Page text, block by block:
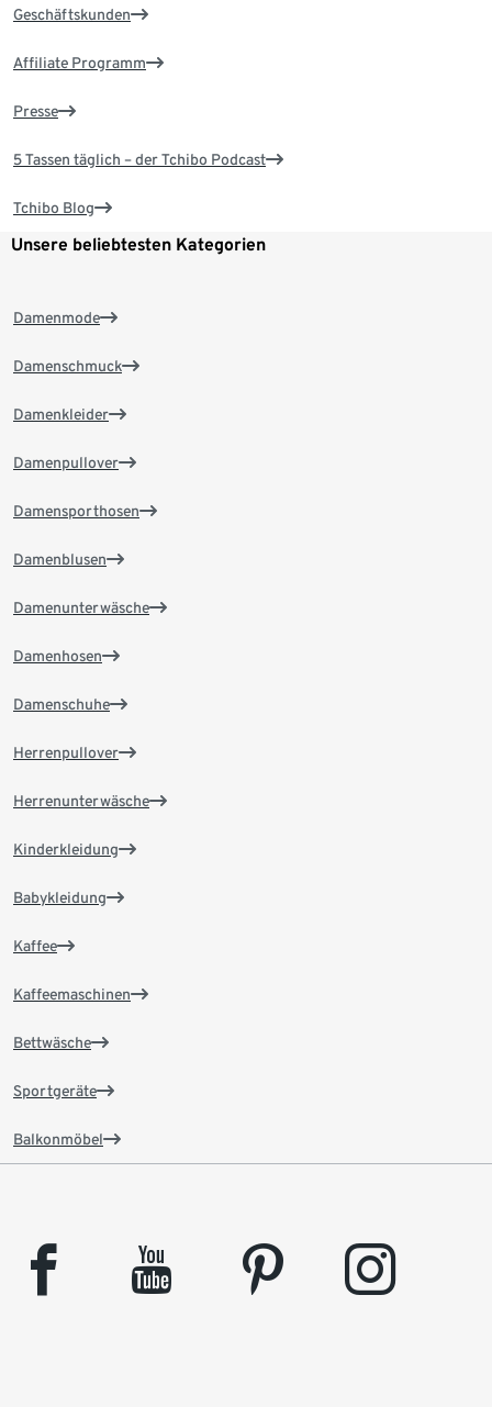
Geschäftskunden
Affiliate Programm
Presse
5 Tassen täglich – der Tchibo Podcast
Tchibo Blog
Unsere beliebtesten Kategorien
Damenmode
Damenschmuck
Damenkleider
Damenpullover
Damensporthosen
Damenblusen
Damenunterwäsche
Damenhosen
Damenschuhe
Herrenpullover
Herrenunterwäsche
Kinderkleidung
Babykleidung
Kaffee
Kaffeemaschinen
Bettwäsche
Sportgeräte
Balkonmöbel
facebook youtube pinterest instagram